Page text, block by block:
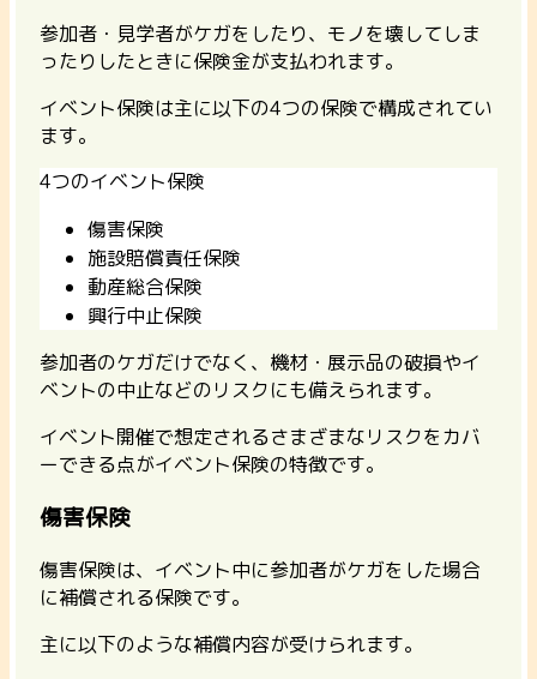
参加者・見学者がケガをしたり、モノを壊してしま
ったりしたときに保険金が支払われます。
イベント保険は主に以下の4つの保険で構成されてい
ます。
4つのイベント保険
傷害保険
施設賠償責任保険
動産総合保険
興行中止保険
参加者のケガだけでなく、機材・展示品の破損やイ
ベントの中止などのリスクにも備えられます。
イベント開催で想定されるさまざまなリスクをカバ
ーできる点がイベント保険の特徴です。
傷害保険
傷害保険は、イベント中に参加者がケガをした場合
に補償される保険です。
主に以下のような補償内容が受けられます。